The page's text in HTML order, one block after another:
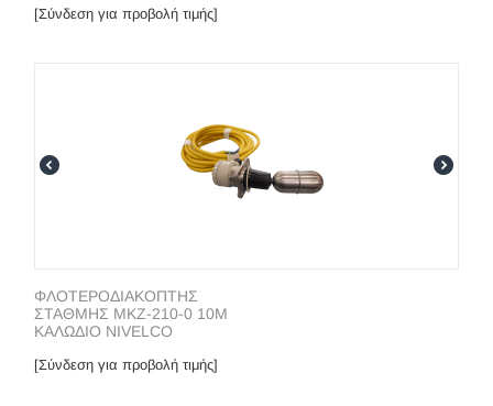
[Σύνδεση για προβολή τιμής]
ΦΛΟΤΕΡΟΔΙΑΚΟΠΤΗΣ
ΣΤΑΘΜΗΣ MKZ-210-0 10M
ΚΑΛΩΔΙΟ NIVELCO
[Σύνδεση για προβολή τιμής]